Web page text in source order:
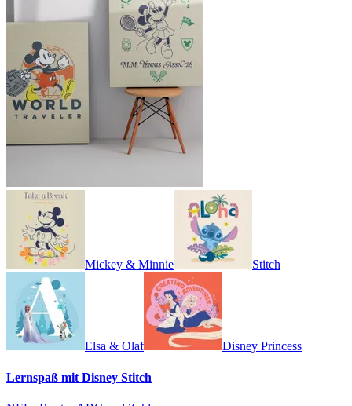
Mickey & Minnie Stitch
Elsa & Olaf Disney Princess
Lernspaß mit Disney Stitch